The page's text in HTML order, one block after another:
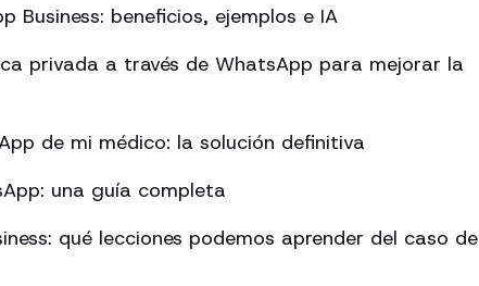
Business: beneficios, ejemplos e IA
privada a través de WhatsApp para mejorar la
de mi médico: la solución definitiva
una guía completa
qué lecciones podemos aprender del caso de